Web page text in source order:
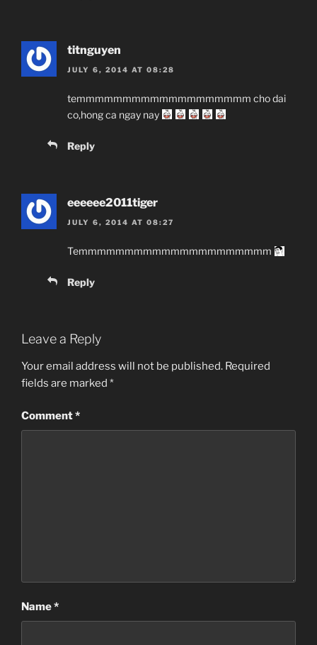
titnguyen
JULY 6, 2014 AT 08:28
temmmmmmmmmmmmmmmmmmm cho dai
co,hong ca ngay nay
Reply
eeeeee2011tiger
JULY 6, 2014 AT 08:27
Temmmmmmmmmmmmmmmmmmmmm
Reply
Leave a Reply
Your email address will not be published. Required
fields are marked *
Comment*
Name*